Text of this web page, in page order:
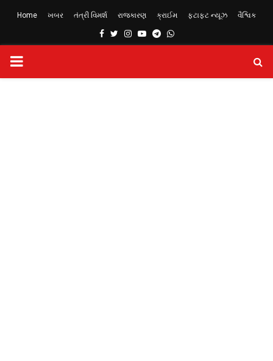
Home ખબર તંત્રી વિમર્શ રાજકારણ ક્રાઈમ ફટાફટ ન્યૂઝ વૈશ્વિક
Facebook
TwitterInstagram
YoutubeTelegram
Whatsapp
PRIMARY